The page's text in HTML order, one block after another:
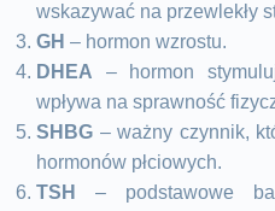
wskazywać na przewlekły
GH – hormon wzrostu.
DHEA – hormon
wpływa na sprawność
SHBG – ważny czynnik,
hormonów płciowych.
TSH
– podstawowe